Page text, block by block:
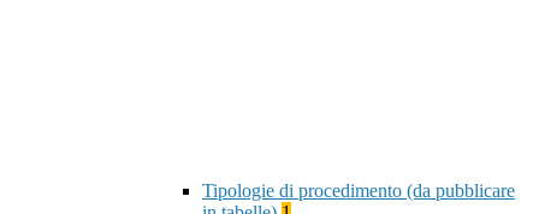
Tipologie di procedimento (da pubblicare